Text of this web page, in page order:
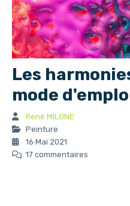
Les
mode
René MILONE
Peinture
16 Mai 2021
17 commentaires